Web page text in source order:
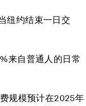
纽约结束一日交
来自普通人的日常
规模预计在2025年